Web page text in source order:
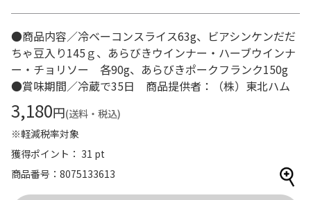
●商品内容／冷ベーコンスライス63g、ビアシンケンだだ
ちゃ豆入り145ｇ、あらびきウインナー・ハーブウインナ
ー・チョリソー 各90g、あらびきポークフランク150g
●賞味期間／冷蔵で35日 商品提供者：（株）東北ハム
3,180円(送料・税込)
※軽減税率対象
獲得ポイント： 31 pt
商品番号
8075133613